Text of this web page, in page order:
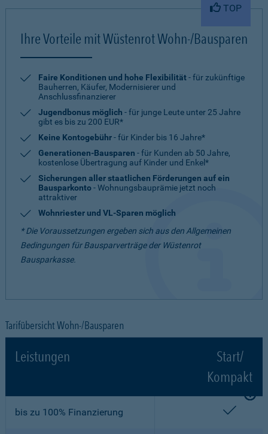
TOP
Ihre Vorteile mit Wüstenrot Wohn-/Bausparen
Faire Konditionen und hohe Flexibilität- für zukünftige
Bauherren, Käufer, Modernisierer und
Anschlussfinanzierer
Jugendbonus möglich - für junge Leute unter 25 Jahre
gibt es bis zu 200 EUR*
Keine Kontogebühr- für Kinder bis 16 Jahre*
Generationen-Bausparen - für Kunden ab 50 Jahre,
kostenlose Übertragung auf Kinder und Enkel*
Sicherungen aller staatlichen Förderungen auf ein
Bausparkonto- Wohnungsbauprämie jetzt noch
attraktiver
Wohnriester und VL-Sparen möglich
* Die Voraussetzungen ergeben sich aus den Allgemeinen
Bedingungen für Bausparverträge der Wüstenrot
Bausparkasse.
Tarifübersicht Wohn-/Bausparen
Leistungen
Start/
Kompakt
bis zu 100% Finanzierung